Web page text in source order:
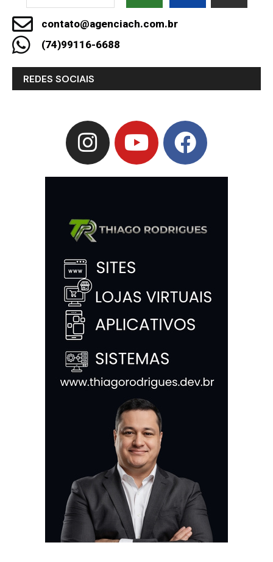
contato@agenciach.com.br
(74)99116-6688
REDES SOCIAIS